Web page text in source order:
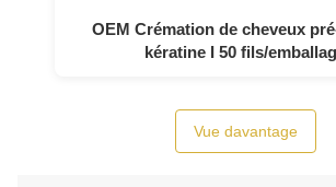
OEM Crémation de cheveux
kératine I 50 fils/
Vue davantage